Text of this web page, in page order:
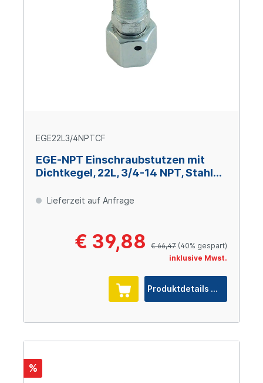
EGE22L3/4NPTCF
EGE-NPT Einschraubstutzen mit
Dichtkegel, 22L, 3/4-14 NPT, Stahl
Lieferzeit auf Anfrage
€ 39,88 € 66,47 (40% gespart)
inklusive Mwst.
Produktdetails
%